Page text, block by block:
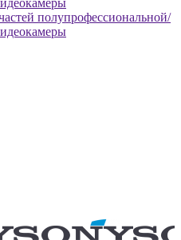
полупрофессиональной/